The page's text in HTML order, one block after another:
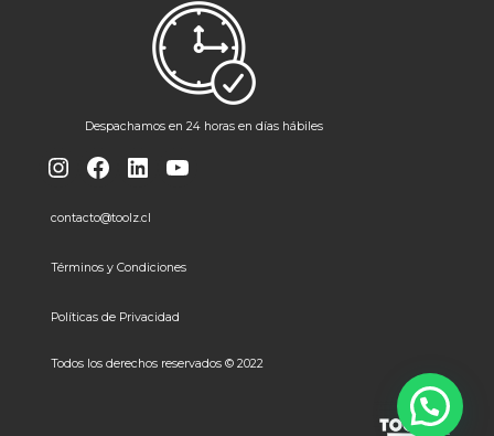
Despachamos en 24 horas en días hábiles
contacto@toolz.cl
Términos y Condiciones
Políticas de Privacidad
Todos los derechos reservados © 2022